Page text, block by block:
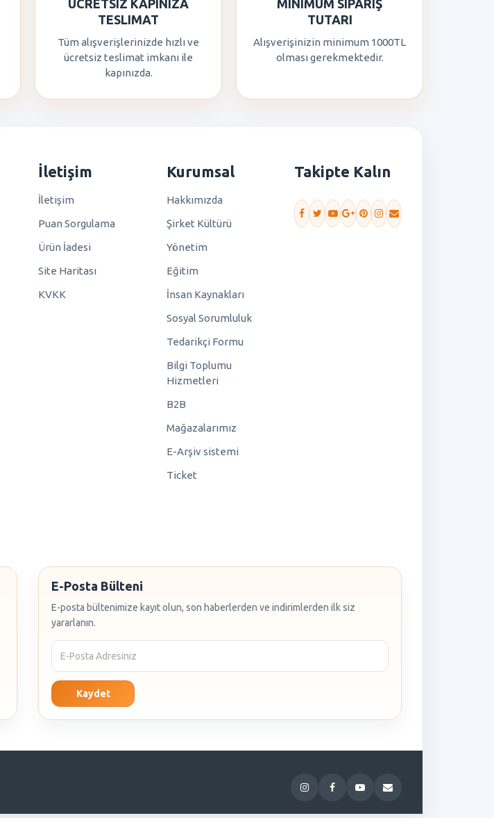
ÜCRETSIZ KAPINIZA
TESLIMAT
Tüm alışverişlerinizde hızlı ve
ücretsiz teslimat imkanı ile
kapınızda.
MINIMUM SIPARIŞ
TUTARI
Alışverişinizin minimum 1000TL
olması gerekmektedir.
İletişim
İletişim
Puan Sorgulama
Ürün İadesi
Site Haritası
KVKK
Kurumsal
Hakkımızda
Şirket Kültürü
Yönetim
Eğitim
İnsan Kaynakları
Sosyal Sorumluluk
Tedarikçi Formu
Bilgi Toplumu
Hizmetleri
B2B
Mağazalarımız
E-Arşiv sistemi
Ticket
Takipte Kalın
E-Posta Bülteni
E-posta bültenimize kayıt olun, son haberlerden ve indirimlerden ilk siz
yararlanın.
Kaydet